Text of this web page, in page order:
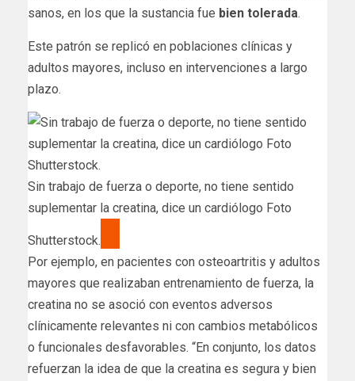
sanos, en los que la sustancia fue bien tolerada.
Este patrón se replicó en poblaciones clínicas y
adultos mayores, incluso en intervenciones a largo
plazo.
Sin trabajo de fuerza o deporte, no tiene sentido
suplementar la creatina, dice un cardiólogo Foto
Shutterstock.
Por ejemplo, en pacientes con osteoartritis y adultos
mayores que realizaban entrenamiento de fuerza, la
creatina no se asoció con eventos adversos
clínicamente relevantes ni con cambios metabólicos
o funcionales desfavorables. “En conjunto, los datos
refuerzan la idea de que la creatina es segura y bien